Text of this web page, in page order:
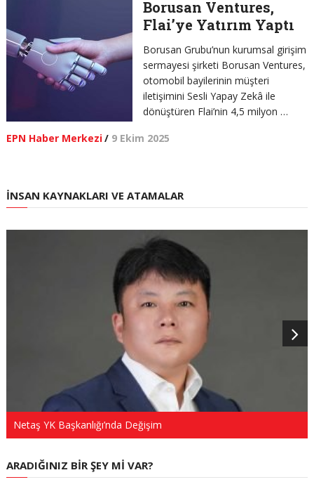
Borusan Ventures,
Flai’ye Yatırım Yaptı
Borusan Grubu’nun kurumsal girişim
sermayesi şirketi Borusan Ventures,
otomobil bayilerinin müşteri
iletişimini Sesli Yapay Zekâ ile
dönüştüren Flai’nin 4,5 milyon …
EPN Haber Merkezi/ 9 Ekim 2025
İNSAN KAYNAKLARI VE ATAMALAR
Netaş YK Başkanlığı’nda Değişim
ARADIĞINIZ BIR ŞEY MI VAR?